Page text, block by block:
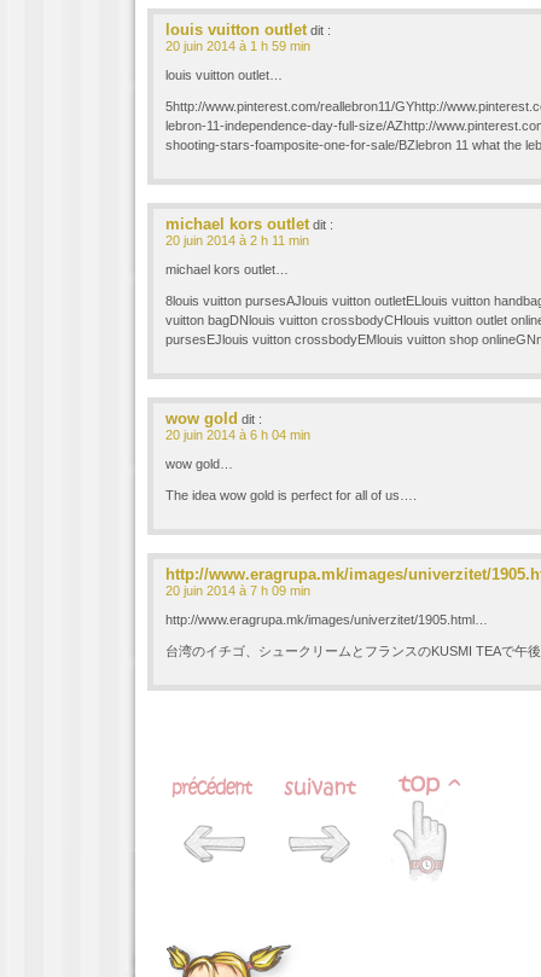
louis vuitton outlet dit :
20 juin 2014 à 1 h 59 min
louis vuitton outlet…
5http://www.pinterest.com/reallebron11/GYhttp://
lebron-11-independence-day-full-size/AZhttp://
shooting-stars-foamposite-one-for-sale/BZlebron 11 what the
michael kors outlet dit :
20 juin 2014 à 2 h 11 min
michael kors outlet…
8louis vuitton pursesAJlouis vuitton outletELlouis vuitton
vuitton bagDNlouis vuitton crossbodyCHlouis vuitton outlet
pursesEJlouis vuitton crossbodyEMlouis vuitton shop
wow gold dit :
20 juin 2014 à 6 h 04 min
wow gold…
The idea wow gold is perfect for all of us….
http://www.eragrupa.mk/images/univerzitet/
20 juin 2014 à 7 h 09 min
http://www.eragrupa.mk/images/univerzitet/1905.html…
台湾のイチゴ、シュークリームとフランスのKUSMI TEAで午